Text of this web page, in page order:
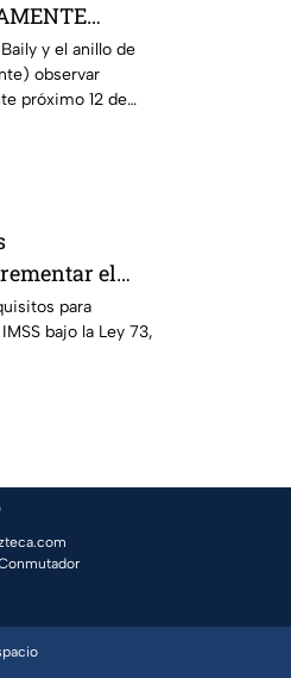
del 12 de
y el anillo de
observar
próximo 12 de
el
bajo elpara
bajo la Ley 73,
Conmutador